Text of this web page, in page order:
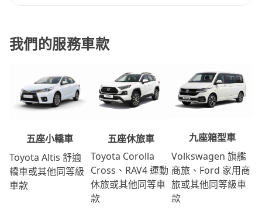
我們的服務車款
五座小轎車
Toyota Altis 舒適
轎車或其他同等級
車款
五座休旅車
Toyota Corolla
Cross、RAV4 運動
休旅或其他同等車
款
九座箱型車
Volkswagen 旗艦
商旅、Ford 家用商
旅或其他同等級車
款